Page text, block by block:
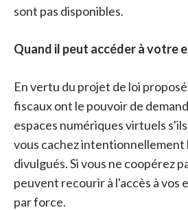
sont pas disponibles.
Quand il peut accéder à votre
En vertu du projet de loi
fiscaux ont le pouvoir de
espaces numériques virtuels
vous cachez intentionnellement
divulgués. Si vous ne coopérez
peuvent recourir à l'accès à vos
par force.